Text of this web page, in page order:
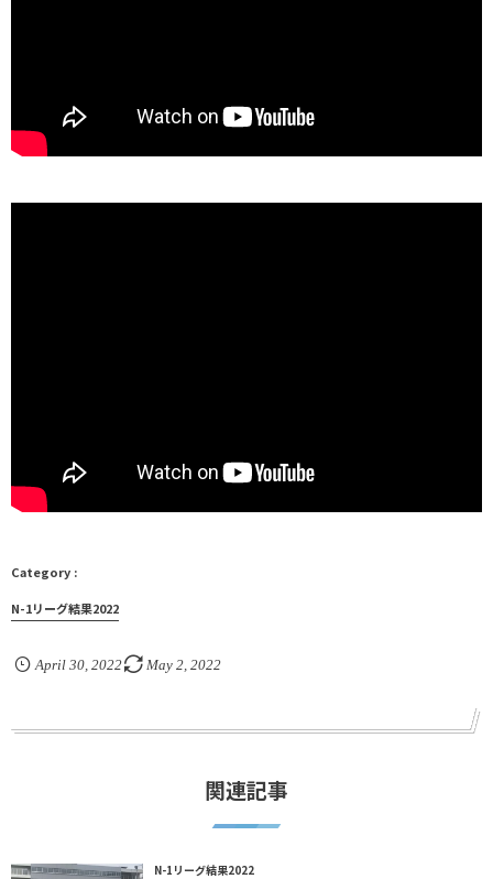
N-1リーグ結果2022
April 30, 2022 May 2, 2022
関連記事
N-1リーグ結果2022